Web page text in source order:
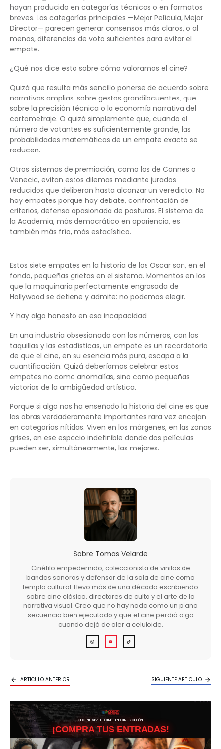
hayan producido en categorías técnicas o en formatos
breves. Las categorías principales —Mejor Película, Mejor
Director— parecen generar consensos más claros, o al
menos, diferencias de voto suficientes para evitar el
empate.
¿Qué nos dice esto sobre cómo valoramos el cine?
Quizá que resulta más sencillo ponerse de acuerdo sobre
narrativas amplias, sobre gestos grandilocuentes, que
sobre la precisión técnica o la economía narrativa del
cortometraje. O quizá simplemente que, cuando el
número de votantes es suficientemente grande, las
probabilidades matemáticas de un empate exacto se
reducen.
Otros sistemas de premiación, como los de Cannes o
Venecia, evitan estos dilemas mediante jurados
reducidos que deliberan hasta alcanzar un veredicto. No
hay empates porque hay debate, confrontación de
criterios, defensa apasionada de posturas. El sistema de
la Academia, más democrático en apariencia, es
también más frío, más estadístico.
Estos siete empates en la historia de los Oscar son, en el
fondo, pequeñas grietas en el sistema. Momentos en los
que la maquinaria perfectamente engrasada de
Hollywood se detiene y admite: no podemos elegir.
Y hay algo honesto en esa incapacidad.
En una industria obsesionada con los números, con las
taquillas y las estadísticas, un empate es un recordatorio
de que el cine, en su esencia más pura, escapa a la
cuantificación. Quizá deberíamos celebrar estos
empates no como anomalías, sino como pequeñas
victorias de la ambigüedad artística.
Porque si algo nos ha enseñado la historia del cine es que
las obras verdaderamente importantes rara vez encajan
en categorías nítidas. Viven en los márgenes, en las zonas
grises, en ese espacio indefinible donde dos películas
pueden ser, simultáneamente, las mejores.
Sobre Tomas Velarde
Cinéfilo empedernido, coleccionista de vinilos de
bandas sonoras y defensor de la sala de cine como
templo cultural. Llevo más de una década escribiendo
sobre cine clásico, directores de culto y el arte de la
narrativa visual. Creo que no hay nada como un plano
secuencia bien ejecutado y que el cine perdió algo
cuando dejó de oler a celuloide.
ARTICULO ANTERIOR SIGUIENTE ARTICULO
3DCINE VIVE EL CINE… EN CINES ODEÓN
¡COMPRA TUS ENTRADAS!